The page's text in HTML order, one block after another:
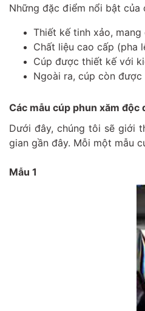
Những đặc điểm nổi bật
Thiết kế tinh xảo, mang
Chất liệu cao cấp (pha
Cúp được thiết kế với
Ngoài ra, cúp còn
Các mẫu cúp phun xăm
Dưới đây, chúng tôi sẽ giới
gian gần đây. Mỗi một mẫu
Mẫu 1